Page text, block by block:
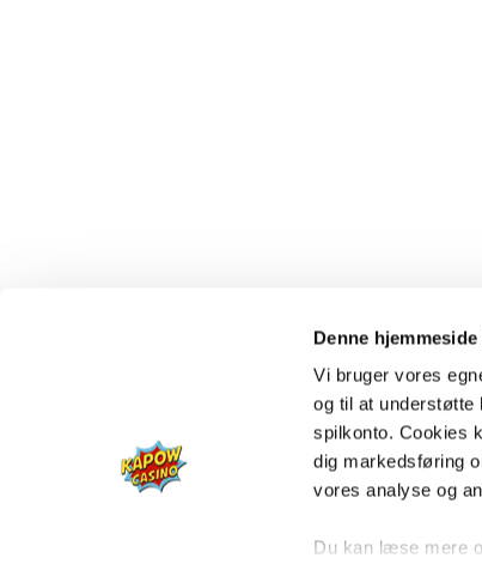
Denne
Vi bruger vores
og til at understøtte
spilkonto. Cookies
dig markedsføring
vores analyse og
Du kan læse mere